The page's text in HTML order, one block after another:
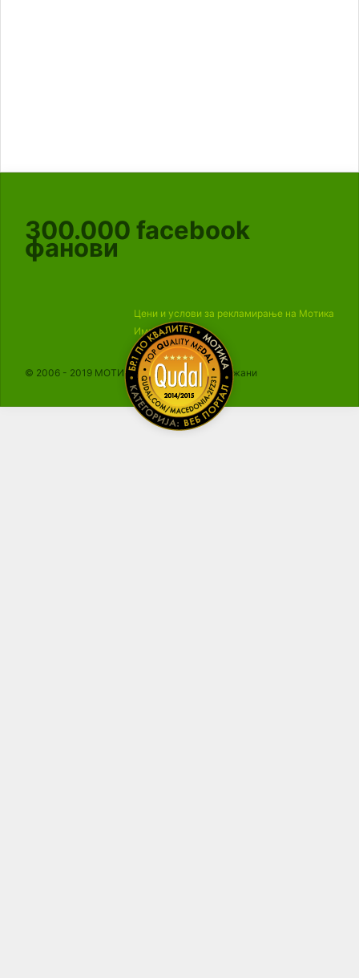
300.000 facebook
фанови
Цени и услови за рекламирање на Мотика
Импресум
© 2006 - 2019 МОТИКА, Сите права се задржани